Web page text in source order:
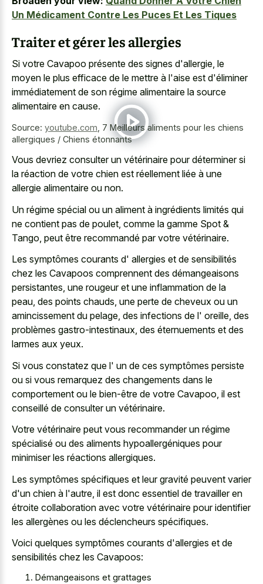
Un Médicament Contre Les Puces Et Les Tiques
Traiter et gérer les allergies
Si votre Cavapoo présente des signes d'allergie, le
moyen le plus efficace de le mettre à l'aise est d'éliminer
immédiatement de son régime alimentaire la source
alimentaire en cause.
Source: youtube.com 7 Meilleurs aliments pour les chiens
allergiques / Chiens étonnants
Vous devriez consulter un vétérinaire pour déterminer si
la réaction de votre chien est réellement liée à une
allergie alimentaire ou non.
Un régime spécial ou un aliment à ingrédients limités qui
ne contient pas de poulet, comme la gamme Spot &
Tango, peut être recommandé par votre vétérinaire.
Les symptômes courants d' allergies et de sensibilités
chez les Cavapoos comprennent des démangeaisons
persistantes, une rougeur et une inflammation de la
peau, des points chauds, une perte de cheveux ou un
amincissement du pelage, des infections de l' oreille, des
problèmes gastro-intestinaux, des éternuements et des
larmes aux yeux.
Si vous constatez que l' un de ces symptômes persiste
ou si vous remarquez des changements dans le
comportement ou le bien-être de votre Cavapoo, il est
conseillé de consulter un vétérinaire.
Votre vétérinaire peut vous recommander un régime
spécialisé ou des aliments hypoallergéniques pour
minimiser les réactions allergiques.
Les symptômes spécifiques et leur gravité peuvent varier
d'un chien à l'autre, il est donc essentiel de travailler en
étroite collaboration avec votre vétérinaire pour identifier
les allergènes ou les déclencheurs spécifiques.
Voici quelques symptômes courants d'allergies et de
sensibilités chez les Cavapoos:
Démangeaisons et grattages